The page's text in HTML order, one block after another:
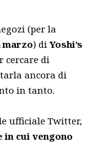
(per la
marzo) di Yoshi’s
cercare di
ancora di
in tanto.
ufficiale Twitter,
in cui vengono